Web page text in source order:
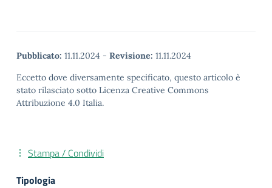
Pubblicato: 11.11.2024 - Revisione: 11.11.2024
Eccetto dove diversamente specificato, questo articolo è
stato rilasciato sotto Licenza Creative Commons
Attribuzione 4.0 Italia.
Stampa / Condividi
Tipologia